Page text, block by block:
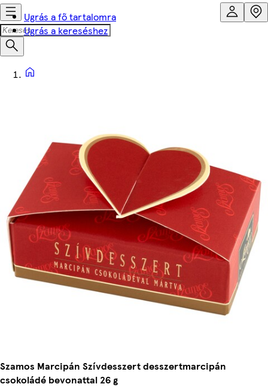
Ugrás a fő tartalomra
Ugrás a kereséshez
Szamos Marcipán Szívdesszert desszertmarcipán
csokoládé bevonattal 26 g